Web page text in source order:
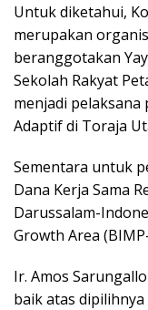
Untuk diketahui,
merupakan
beranggotakan
Sekolah Rakyat
menjadi
Adaptif di Toraja
Sementara untuk
Dana Kerja Sama
Darussalam-
Growth Area
Ir. Amos
baik atas